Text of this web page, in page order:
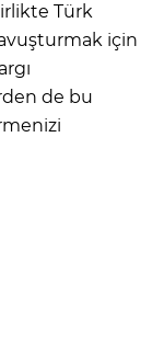
Türk
için
de bu